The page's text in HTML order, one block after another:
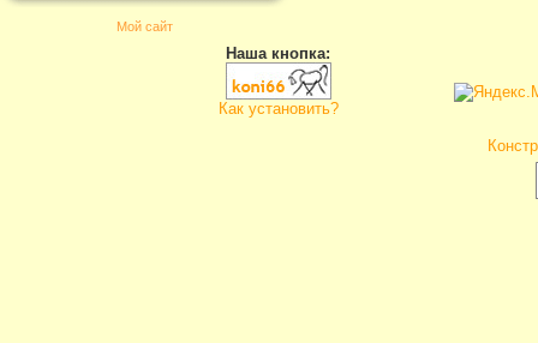
Мой сайт
Наша кнопка:
Как установить?